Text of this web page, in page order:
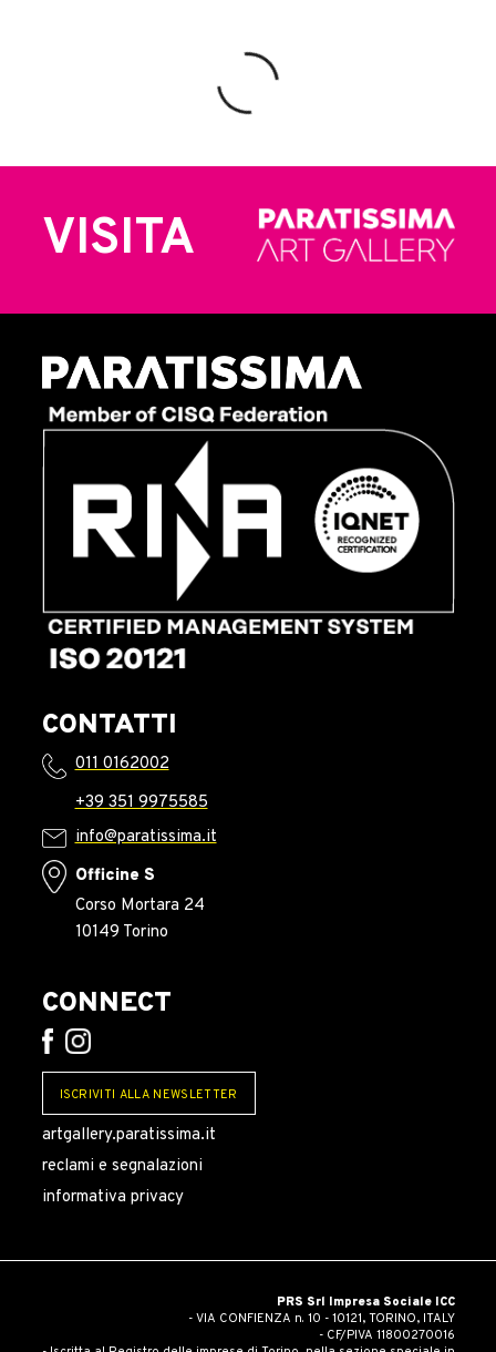
VISITA
CONTATTI
011 0162002
+39 351 9975585
info@paratissima.it
Officine S
Corso Mortara 24
10149 Torino
CONNECT
ISCRIVITI ALLA NEWSLETTER
artgallery.paratissima.it
reclami e segnalazioni
informativa privacy
PRS Srl Impresa Sociale ICC
- VIA CONFIENZA n. 10 - 10121, TORINO, ITALY
- CF/PIVA 11800270016